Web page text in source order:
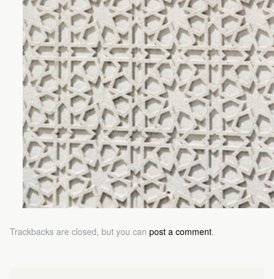
Trackbacks are closed, but you can post a comment.